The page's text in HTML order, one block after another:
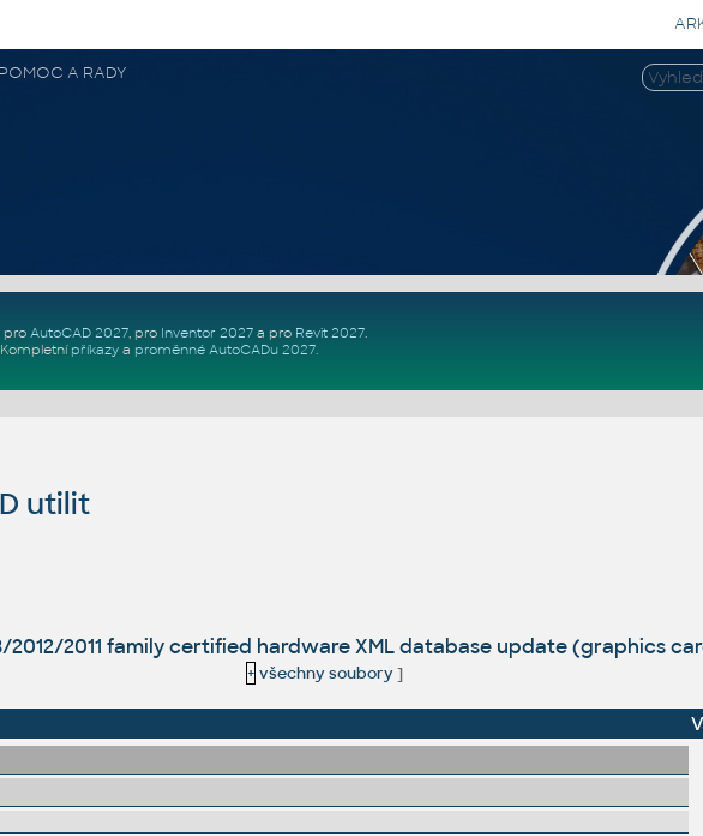
A RADY
pro AutoCAD 2027, pro Inventor 2027a pro Revit 2027.
Kompletní příkazya proměnné AutoCADu 2027.
utilit
2012/2011 family certified hardware XML database update (graphics
+ všechny soubory]